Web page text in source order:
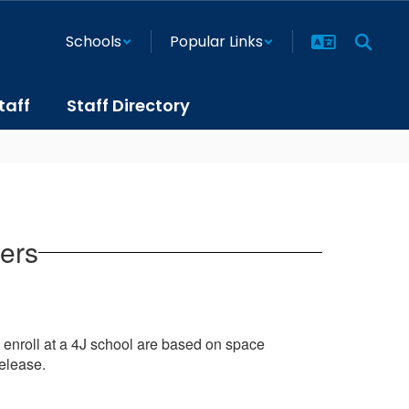
Schools Popular Links
Staff Directory
at a 4J school are based on space